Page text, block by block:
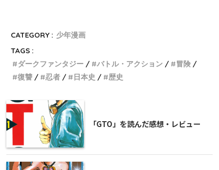
CATEGORY : 少年漫画
TAGS :
ダークファンタジー
バトル・アクション
冒険
復讐
忍者 日本史 歴史
「GTO」を読んだ感想・レビュー